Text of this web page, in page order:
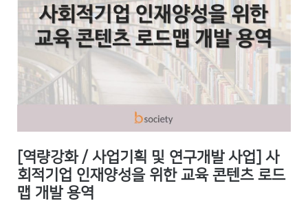
[역량강화 / 사업기획 및 연구개발 사업] 사
회적기업 인재양성을 위한 교육 콘텐츠 로드
맵 개발 용역